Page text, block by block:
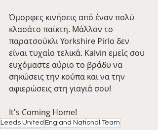
Όμορφες κινήσεις από έναν πολύ
κλασάτο παίκτη. Μάλλον το
παρατσούκλι Yorkshire Pirlo δεν
είναι τυχαίο τελικά. Kalvin εμείς σου
ευχόμαστε αύριο το βράδυ να
σηκώσεις την κούπα και να την
αφιερώσεις στη γιαγιά σου!
It's Coming Home!
Leeds United England National Team